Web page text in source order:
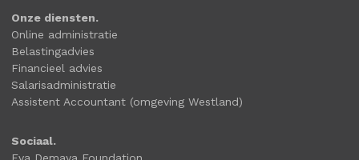
Onze diensten.
Online administratie
Belastingadvies
Financieel advies
Salarisadministratie
Assistent Accountant (omgeving Westland)
Sociaal.